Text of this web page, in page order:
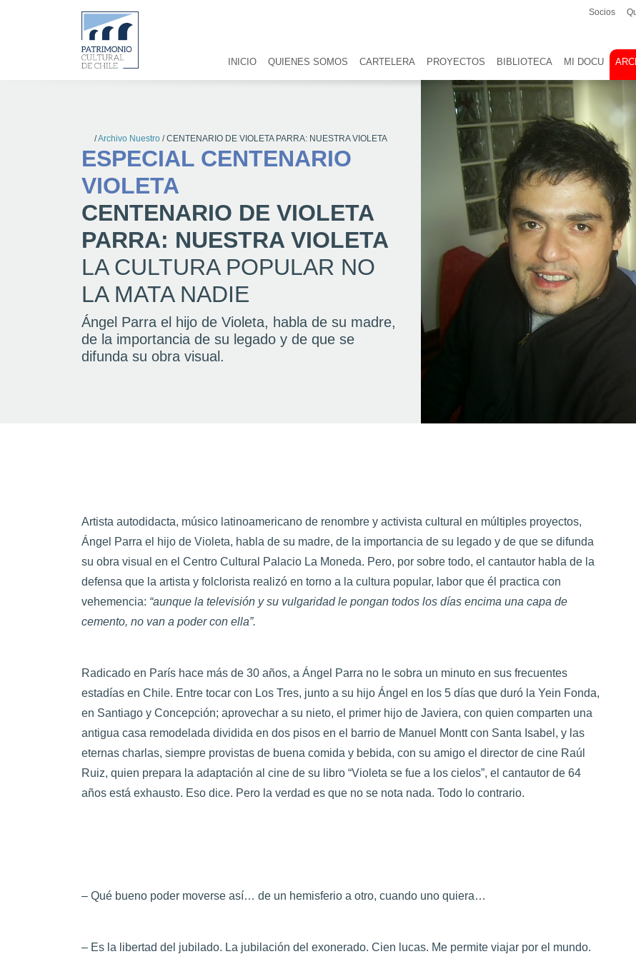
Socios
INICIO QUIENES SOMOS CARTELERA PROYECTOS BIBLIOTECA MI DOCU
/Archivo Nuestro /CENTENARIO DE VIOLETA PARRA: NUESTRA VIOLETA
ESPECIAL CENTENARIO
VIOLETA
CENTENARIO DE VIOLETA
PARRA: NUESTRA VIOLETA
LA CULTURA POPULAR NO
LA MATA NADIE
Ángel Parra el hijo de Violeta, habla de su madre,
de la importancia de su legado y de que se
difunda su obra visual.
Artista autodidacta, músico latinoamericano de renombre y activista cultural en múltiples proyectos,
Ángel Parra el hijo de Violeta, habla de su madre, de la importancia de su legado y de que se difunda
su obra visual en el Centro Cultural Palacio La Moneda. Pero, por sobre todo, el cantautor habla de la
defensa que la artista y folclorista realizó en torno a la cultura popular, labor que él practica con
vehemencia: “aunque la televisión y su vulgaridad le pongan todos los días encima una capa de
cemento, no van a poder con ella”.
Radicado en París hace más de 30 años, a Ángel Parra no le sobra un minuto en sus frecuentes
estadías en Chile. Entre tocar con Los Tres, junto a su hijo Ángel en los 5 días que duró la Yein Fonda,
en Santiago y Concepción; aprovechar a su nieto, el primer hijo de Javiera, con quien comparten una
antigua casa remodelada dividida en dos pisos en el barrio de Manuel Montt con Santa Isabel, y las
eternas charlas, siempre provistas de buena comida y bebida, con su amigo el director de cine Raúl
Ruiz, quien prepara la adaptación al cine de su libro “Violeta se fue a los cielos”, el cantautor de 64
años está exhausto. Eso dice. Pero la verdad es que no se nota nada. Todo lo contrario.
– Qué bueno poder moverse así… de un hemisferio a otro, cuando uno quiera…
– Es la libertad del jubilado. La jubilación del exonerado. Cien lucas. Me permite viajar por el mundo.